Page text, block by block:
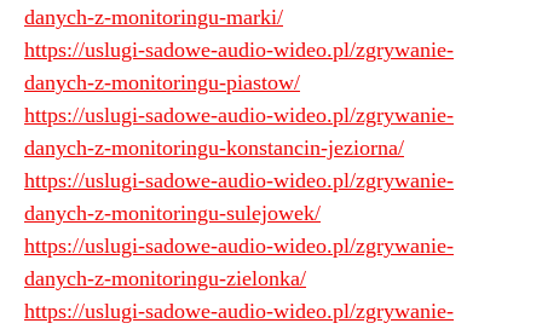
danych-z-monitoringu-marki/
https://uslugi-sadowe-audio-wideo.pl/zgrywanie-
danych-z-monitoringu-piastow/
https://uslugi-sadowe-audio-wideo.pl/zgrywanie-
danych-z-monitoringu-konstancin-jeziorna/
https://uslugi-sadowe-audio-wideo.pl/zgrywanie-
danych-z-monitoringu-sulejowek/
https://uslugi-sadowe-audio-wideo.pl/zgrywanie-
danych-z-monitoringu-zielonka/
https://uslugi-sadowe-audio-wideo.pl/zgrywanie-